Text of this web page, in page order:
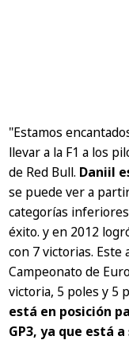
"Estamos
llevar a la F1 a los
de Red Bull. Daniil
se puede ver a
categorías
éxito. y en 2012
con 7 victorias.
Campeonato de
victoria, 5 poles y 5
está en posición
GP3, ya que está